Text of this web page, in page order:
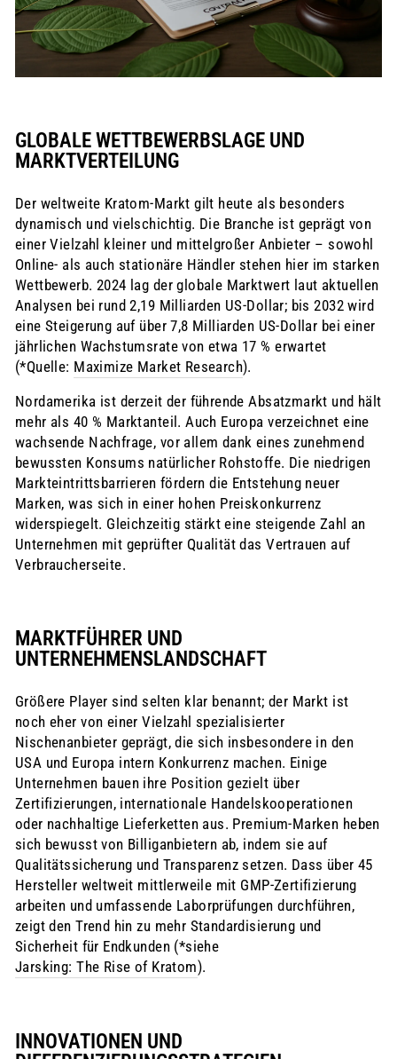
GLOBALE WETTBEWERBSLAGE UND
MARKTVERTEILUNG
Der weltweite Kratom-Markt gilt heute als besonders
dynamisch und vielschichtig. Die Branche ist geprägt von
einer Vielzahl kleiner und mittelgroßer Anbieter – sowohl
Online- als auch stationäre Händler stehen hier im starken
Wettbewerb. 2024 lag der globale Marktwert laut aktuellen
Analysen bei rund 2,19 Milliarden US-Dollar; bis 2032 wird
eine Steigerung auf über 7,8 Milliarden US-Dollar bei einer
jährlichen Wachstumsrate von etwa 17 % erwartet
(*Quelle: Maximize Market Research).
Nordamerika ist derzeit der führende Absatzmarkt und hält
mehr als 40 % Marktanteil. Auch Europa verzeichnet eine
wachsende Nachfrage, vor allem dank eines zunehmend
bewussten Konsums natürlicher Rohstoffe. Die niedrigen
Markteintrittsbarrieren fördern die Entstehung neuer
Marken, was sich in einer hohen Preiskonkurrenz
widerspiegelt. Gleichzeitig stärkt eine steigende Zahl an
Unternehmen mit geprüfter Qualität das Vertrauen auf
Verbraucherseite.
MARKTFÜHRER UND
UNTERNEHMENSLANDSCHAFT
Größere Player sind selten klar benannt; der Markt ist
noch eher von einer Vielzahl spezialisierter
Nischenanbieter geprägt, die sich insbesondere in den
USA und Europa intern Konkurrenz machen. Einige
Unternehmen bauen ihre Position gezielt über
Zertifizierungen, internationale Handelskooperationen
oder nachhaltige Lieferketten aus. Premium-Marken heben
sich bewusst von Billiganbietern ab, indem sie auf
Qualitätssicherung und Transparenz setzen. Dass über 45
Hersteller weltweit mittlerweile mit GMP-Zertifizierung
arbeiten und umfassende Laborprüfungen durchführen,
zeigt den Trend hin zu mehr Standardisierung und
Sicherheit für Endkunden (*siehe
Jarsking: The Rise of Kratom).
INNOVATIONEN UND